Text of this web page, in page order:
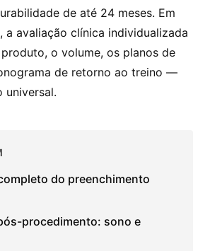
de até 24 meses. Em
a avaliação clínica individualizada
o volume, os planos de
de retorno ao treino —
universal.
do preenchimento
procedimento: sono e